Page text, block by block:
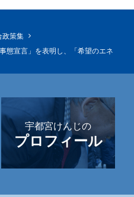
政策集
態宣言」を表明し、「希望のエネ
宇都宮けんじの
プロフィール